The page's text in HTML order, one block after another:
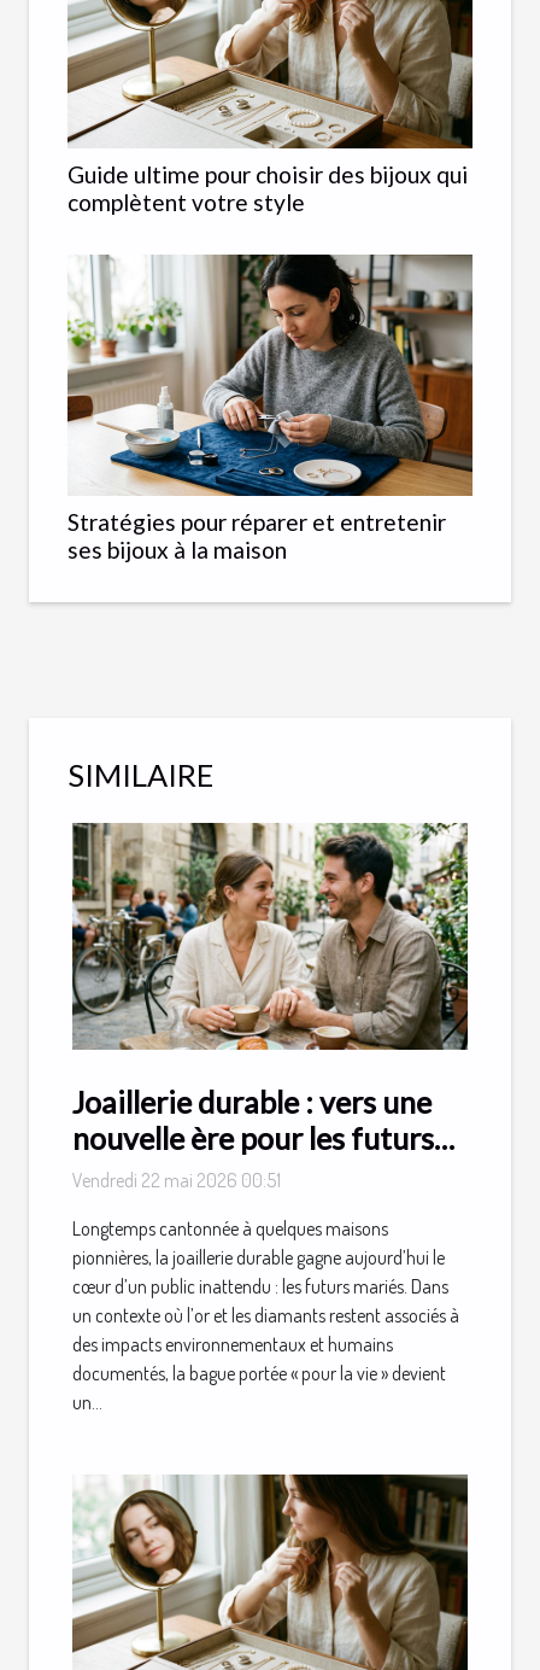
Guide ultime pour choisir des bijoux qui
complètent votre style
Stratégies pour réparer et entretenir
ses bijoux à la maison
SIMILAIRE
Joaillerie durable : vers une
nouvelle ère pour les futurs
mariés
Vendredi 22 mai 2026 00:51
Longtemps cantonnée à quelques maisons
pionnières, la joaillerie durable gagne aujourd’hui le
cœur d’un public inattendu : les futurs mariés. Dans
un contexte où l’or et les diamants restent associés à
des impacts environnementaux et humains
documentés, la bague portée « pour la vie » devient
un...